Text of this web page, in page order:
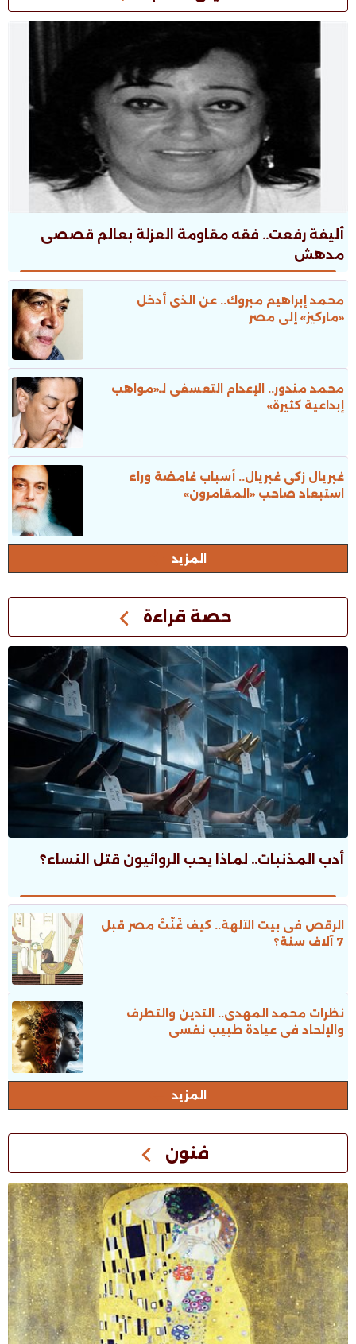
أليفة رفعت.. فقه مقاومة العزلة بعالم قصصى
مدهش
محمد إبراهيم مبروك.. عن الذى أدخل
«ماركيز» إلى مصر
محمد مندور.. الإعدام التعسفى لـ«مواهب
إبداعية كثيرة»
غبريال زكى غبريال.. أسباب غامضة وراء
استبعاد صاحب «المقامرون»
المزيد
حصة قراءة
أدب المذنبات.. لماذا يحب الروائيون قتل النساء؟
الرقص فى بيت الآلهة.. كيف غَنَّتْ مصر قبل
7 آلاف سنة؟
نظرات محمد المهدى.. التدين والتطرف
والإلحاد فى عيادة طبيب نفسى
المزيد
فنون